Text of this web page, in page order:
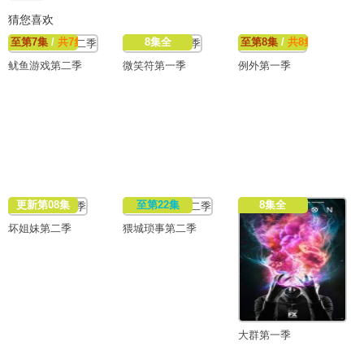
猜您喜欢
至第7集 / 共7集
鱿鱼游戏第二季
8集全
微笑符第一季
至第8集/ 共8集
例外第一季
更新第08集
坏姐妹第二季
至第22集
猥城琐事第二季
8集全
大群第一季